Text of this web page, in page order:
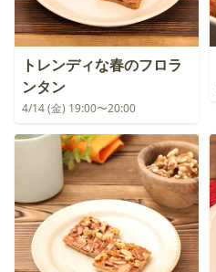
トレンディな春のフロラ
ンタン
4/14 (金) 19:00〜20:00